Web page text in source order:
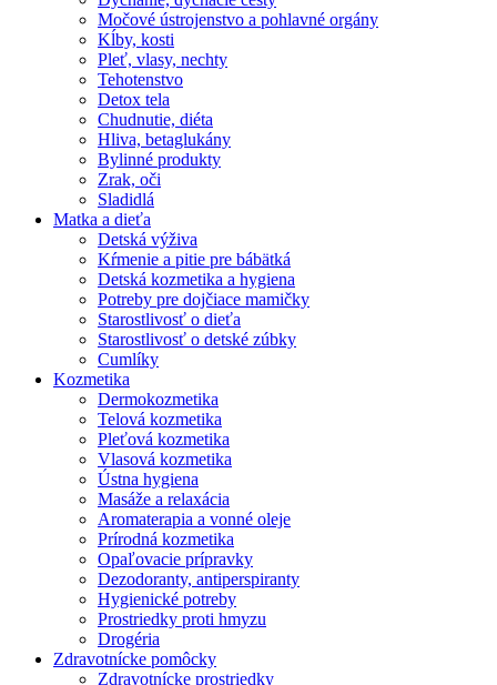
Močové ústrojenstvo a pohlavné orgány
Kĺby, kosti
Pleť, vlasy, nechty
Tehotenstvo
Detox tela
Chudnutie, diéta
Hliva, betaglukány
Bylinné produkty
Zrak, oči
Sladidlá
Matka a dieťa
Detská výživa
Kŕmenie a pitie pre bábätká
Detská kozmetika a hygiena
Potreby pre dojčiace mamičky
Starostlivosť o dieťa
Starostlivosť o detské zúbky
Cumlíky
Kozmetika
Dermokozmetika
Telová kozmetika
Pleťová kozmetika
Vlasová kozmetika
Ústna hygiena
Masáže a relaxácia
Aromaterapia a vonné oleje
Prírodná kozmetika
Opaľovacie prípravky
Dezodoranty, antiperspiranty
Hygienické potreby
Prostriedky proti hmyzu
Drogéria
Zdravotnícke pomôcky
Zdravotnícke prostriedky